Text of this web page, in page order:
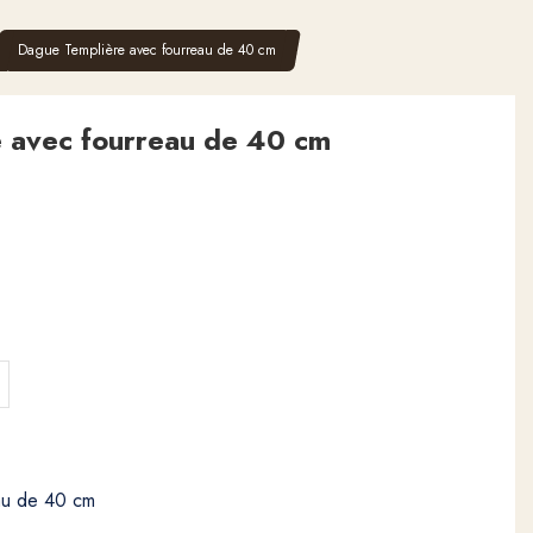
Dague Templière avec fourreau de 40 cm
avec fourreau de 40 cm
de 40 cm